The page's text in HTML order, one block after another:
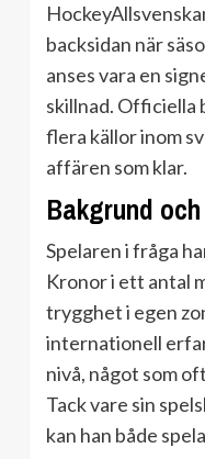
backsidan när
anses vara en
skillnad. Officiella
flera källor inom
affären som klar.
Bakgrund
Spelaren i fråga
Kronor i ett antal
trygghet i egen
internationell
nivå, något som
Tack vare sin
kan han både